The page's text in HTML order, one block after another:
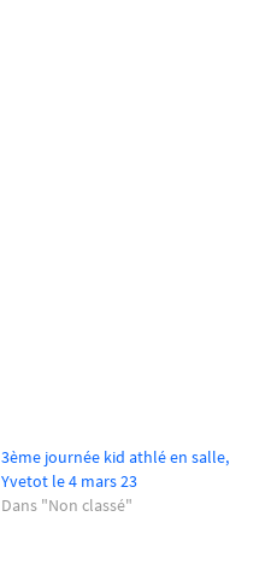
3ème journée kid athlé en salle,
Yvetot le 4 mars 23
Dans "Non classé"